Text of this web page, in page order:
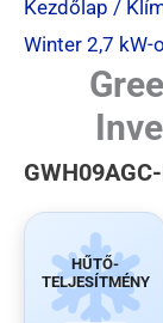
Kezdőlap /
Winter 2,7
HŰTŐ-
TELJESÍTMÉNY